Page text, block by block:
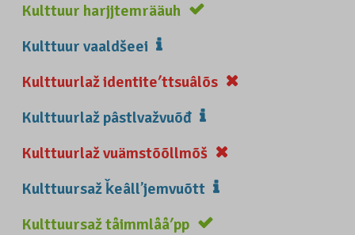
Kulttuur harjjtemrääuh
Kulttuur vaaldšeei
Kulttuurlaž identiteʹttsuâlõs
Kulttuurlaž pâstlvažvuõđ
Kulttuurlaž vuämstõõllmõš
Kulttuursaž ǩeâllʼjemvuõtt
Kulttuursaž tåimmlååʹpp